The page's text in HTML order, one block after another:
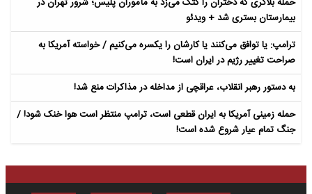
بیمارستان بستری شد + ویدئو
ترامپ: یا توافق می‌کنند یا کارشان را یکسره می‌کنیم / خواسته آمریکا به
صراحت تغییر رژیم در ایران است!
به دستور رهبر انقلاب، عراقچی از مداخله در مذاکرات منع شد!
حمله زمینی آمریکا به ایران قطعی است، ترامپ منتظر است هوا خنک شود! /
جنگ تمام عیار شروع شده است!